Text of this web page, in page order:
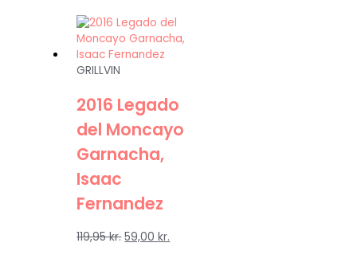
GRILLVIN
2016 Legado
del Moncayo
Garnacha,
Isaac
Fernandez
119,95kr. 59,00kr.